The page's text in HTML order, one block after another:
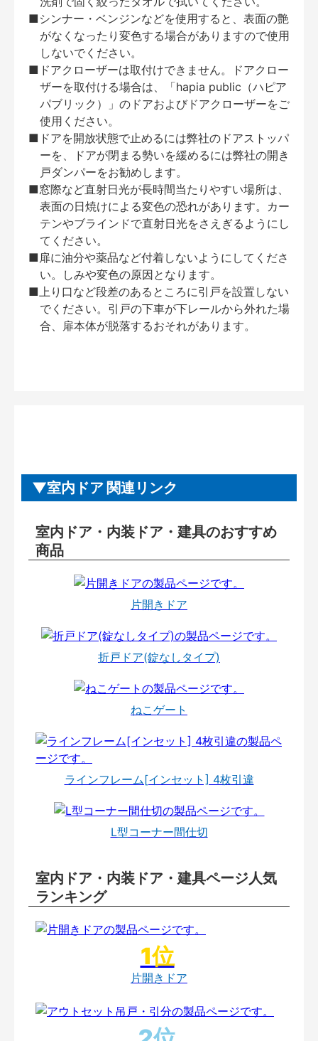
■シンナー・ベンジンなどを使用すると、表面の艶
がなくなったり変色する場合がありますので使用
しないでください。
■ドアクローザーは取付けできません。ドアクロー
ザーを取付ける場合は、「hapia public（ハピア
パブリック）」のドアおよびドアクローザーをご
使用ください。
■ドアを開放状態で止めるには弊社のドアストッパ
ーを、ドアが閉まる勢いを緩めるには弊社の開き
戸ダンパーをお勧めします。
■窓際など直射日光が長時間当たりやすい場所は、
表面の日焼けによる変色の恐れがあります。カー
テンやブラインドで直射日光をさえぎるようにし
てください。
■扉に油分や薬品など付着しないようにしてくださ
い。しみや変色の原因となります。
■上り口など段差のあるところに引戸を設置しない
でください。引戸の下車が下レールから外れた場
合、扉本体が脱落するおそれがあります。
室内ドア 関連リンク
室内ドア・内装ドア・建具のおすすめ
商品
片開きドア
折戸ドア(錠なしタイプ)
ねこゲート
ラインフレーム[インセット] 4枚引違
L型コーナー間仕切
室内ドア・内装ドア・建具ページ人気
ランキング
片開きドア